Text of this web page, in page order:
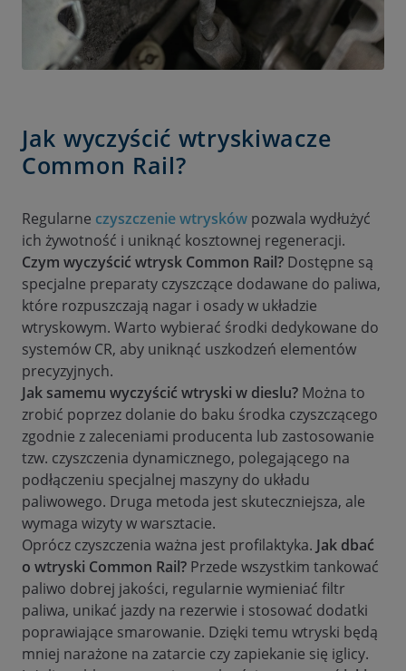
Jak wyczyścić wtryskiwacze
Common Rail?
Regularne czyszczenie wtrysków pozwala wydłużyć
ich żywotność i uniknąć kosztownej regeneracji.
Czym wyczyścić wtrysk Common Rail? Dostępne są
specjalne preparaty czyszczące dodawane do paliwa,
które rozpuszczają nagar i osady w układzie
wtryskowym. Warto wybierać środki dedykowane do
systemów CR, aby uniknąć uszkodzeń elementów
precyzyjnych.
Jak samemu wyczyścić wtryski w dieslu? Można to
zrobić poprzez dolanie do baku środka czyszczącego
zgodnie z zaleceniami producenta lub zastosowanie
tzw. czyszczenia dynamicznego, polegającego na
podłączeniu specjalnej maszyny do układu
paliwowego. Druga metoda jest skuteczniejsza, ale
wymaga wizyty w warsztacie.
Oprócz czyszczenia ważna jest profilaktyka. Jak dbać
o wtryski Common Rail? Przede wszystkim tankować
paliwo dobrej jakości, regularnie wymieniać filtr
paliwa, unikać jazdy na rezerwie i stosować dodatki
poprawiające smarowanie. Dzięki temu wtryski będą
mniej narażone na zatarcie czy zapiekanie się iglicy.